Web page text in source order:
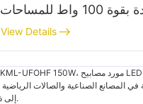
الجودة بقوة 100 واط للمساحات
مثل مباني المصانع الصناعية
والمستودعات.
View Details